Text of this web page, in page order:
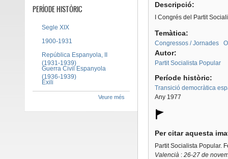
Descripció:
I Congrés del Partit
Temàtica:
Congressos / Jornades
Autor:
Partit Socialista Popular
Període històric:
Transició democràtica
Any 1977
Per citar aquesta
Partit Socialista Popular.
Valencià: 26-27 de
PERÍODE HISTÒRIC
Segle XIX
1900-1931
República Espanyola, II
(1931-1939)
Guerra Civil Espanyola
(1936-1939)
Exili
Veure més